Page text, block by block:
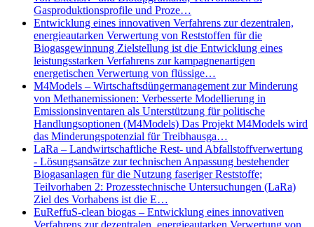
Gasproduktionsprofile und Proze…
Entwicklung eines innovativen Verfahrens zur dezentralen,
energieautarken Verwertung von Reststoffen für die
Biogasgewinnung Zielstellung ist die Entwicklung eines
leistungsstarken Verfahrens zur kampagnenartigen
energetischen Verwertung von flüssige…
M4Models – Wirtschaftsdüngermanagement zur Minderung
von Methanemissionen: Verbesserte Modellierung in
Emissionsinventaren als Unterstützung für politische
Handlungsoptionen (M4Models) Das Projekt M4Models wird
das Minderungspotenzial für Treibhausga…
LaRa – Landwirtschaftliche Rest- und Abfallstoffverwertung
- Lösungsansätze zur technischen Anpassung bestehender
Biogasanlagen für die Nutzung faseriger Reststoffe;
Teilvorhaben 2: Prozesstechnische Untersuchungen (LaRa)
Ziel des Vorhabens ist die E…
EuReffuS-clean biogas – Entwicklung eines innovativen
Verfahrens zur dezentralen, energieautarken Verwertung von